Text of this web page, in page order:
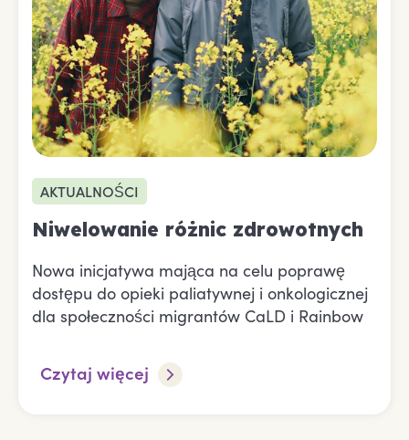
AKTUALNOŚCI
Niwelowanie różnic zdrowotnych
Nowa inicjatywa mająca na celu poprawę
dostępu do opieki paliatywnej i onkologicznej
dla społeczności migrantów CaLD i Rainbow
Czytaj więcej